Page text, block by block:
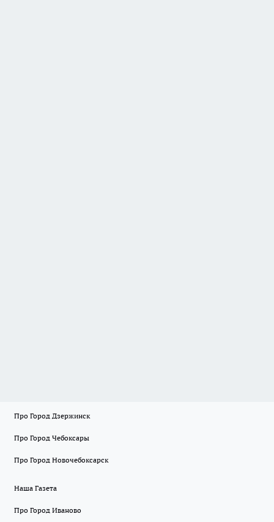
Про Город Дзержинск
Про Город Чебоксары
Про Город Новочебоксарск
Наша Газета
Про Город Иваново